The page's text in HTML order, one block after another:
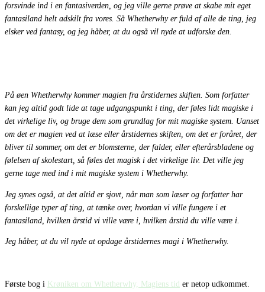
forsvinde ind i en fantasiverden, og jeg ville gerne prøve at skabe mit eget
fantasiland helt adskilt fra vores. Så Whetherwhy er fuld af alle de ting, jeg
elsker ved fantasy, og jeg håber, at du også vil nyde at udforske den.
På øen Whetherwhy kommer magien fra årstidernes skiften. Som forfatter
kan jeg altid godt lide at tage udgangspunkt i ting, der føles lidt magiske i
det virkelige liv, og bruge dem som grundlag for mit magiske system. Uanset
om det er magien ved at læse eller årstidernes skiften, om det er foråret, der
bliver til sommer, om det er blomsterne, der falder, eller efterårsbladene og
følelsen af skolestart, så føles det magisk i det virkelige liv. Det ville jeg
gerne tage med ind i mit magiske system i Whetherwhy.
Jeg synes også, at det altid er sjovt, når man som læser og forfatter har
forskellige typer af ting, at tænke over, hvordan vi ville fungere i et
fantasiland, hvilken årstid vi ville være i, hvilken årstid du ville være i.
Jeg håber, at du vil nyde at opdage årstidernes magi i Whetherwhy.
Første bog i Krøniken om Whetherwhy, Magiens tid er netop udkommet.